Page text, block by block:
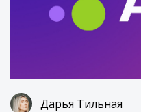
Дарья Тильная